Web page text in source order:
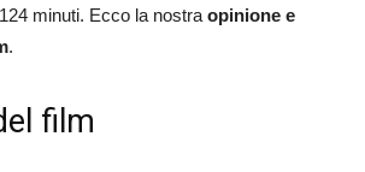
minuti. Ecco la nostra opinione e
.
film